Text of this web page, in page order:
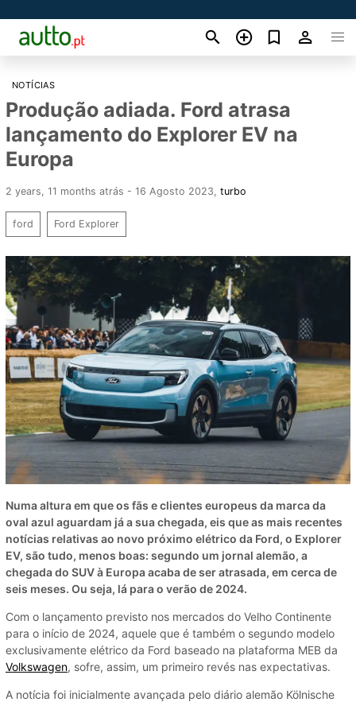
NOTÍCIAS
Produção adiada. Ford atrasa
lançamento do Explorer EV na
Europa
2 years, 11 months atrás - 16 Agosto 2023 turbo
ford Ford Explorer
Numa altura em que os fãs e clientes europeus da marca da
oval azul aguardam já a sua chegada, eis que as mais recentes
notícias relativas ao novo próximo elétrico da Ford, o Explorer
EV, são tudo, menos boas: segundo um jornal alemão, a
chegada do SUV à Europa acaba de ser atrasada, em cerca de
seis meses. Ou seja, lá para o verão de 2024.
Com o lançamento previsto nos mercados do Velho Continente
para o início de 2024, aquele que é também o segundo modelo
exclusivamente elétrico da Ford baseado na plataforma MEB da
Volkswagen, sofre, assim, um primeiro revés nas expectativas.
A notícia foi inicialmente avançada pelo diário alemão Kölnische